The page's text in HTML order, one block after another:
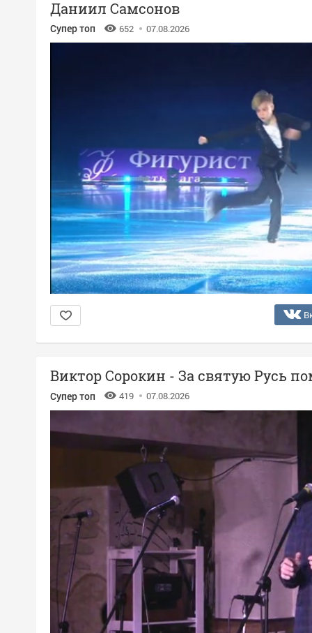
Даниил Самсонов
Супер топ 652 07.08.2026
Виктор Сорокин - За святую Русь
Супер топ 419 07.08.2026